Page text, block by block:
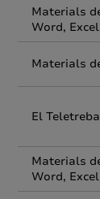
Materials
Word,
Materials
El
Materials
Word,